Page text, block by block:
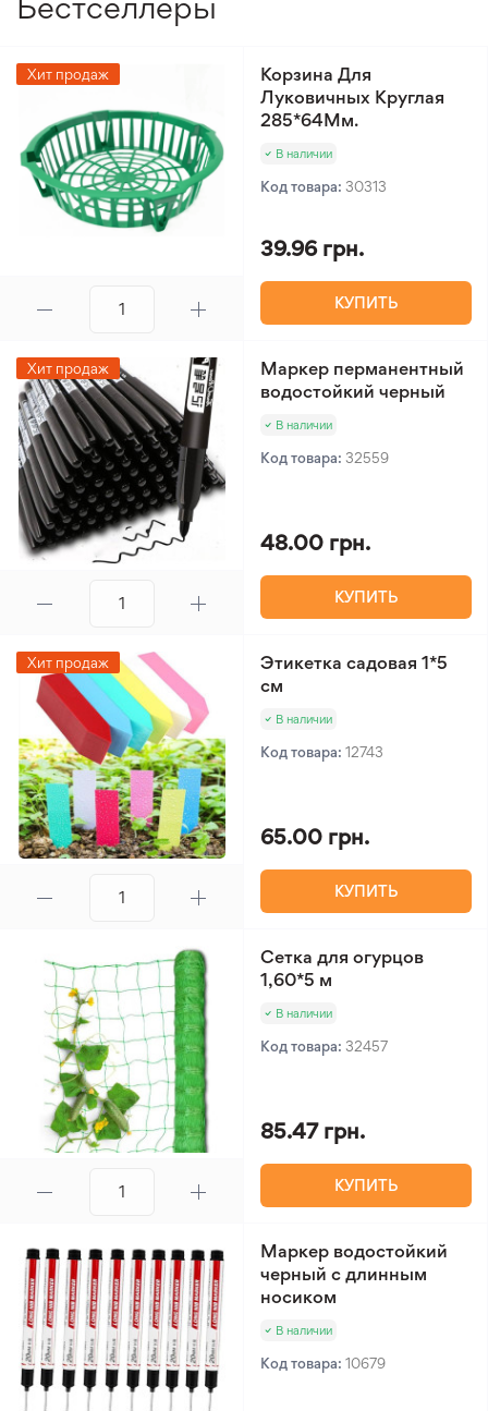
получать новые саженцы, экономя время и
адаптации к различным климатическим условиям,
обеспечивающий высокий процент
приживаемости черенков и открывающий новые
возможности для ландшафтного дизайна.
Хит продаж
Корзина Для
Луковичных Круглая
285*64Мм.
В наличии
Код товара: 30313
39.96 грн.
КУПИТЬ
Хит продаж
Маркер перманентный
водостойкий черный
В наличии
Код товара: 32559
48.00 грн.
КУПИТЬ
Хит продаж
Этикетка садовая 1*5
см
В наличии
Код товара: 12743
65.00 грн.
КУПИТЬ
Сетка для огурцов
1,60*5 м
В наличии
Код товара: 32457
85.47 грн.
КУПИТЬ
Маркер водостойкий
черный с длинным
носиком
В наличии
Код товара: 10679